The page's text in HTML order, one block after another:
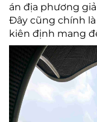
án địa phương
Đây cũng chính là
kiên định mang